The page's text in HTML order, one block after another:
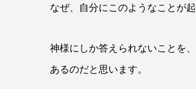
なぜ、自分にこのようなことが
神様にしか答えられないことを
あるのだと思います。